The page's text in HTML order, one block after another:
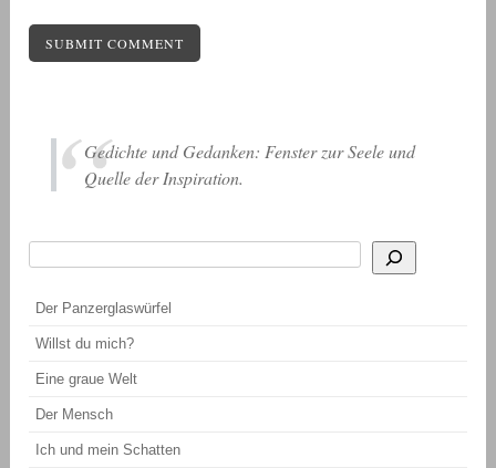
Gedichte und Gedanken: Fenster zur Seele und
Quelle der Inspiration.
Der Panzerglaswürfel
Willst du mich?
Eine graue Welt
Der Mensch
Ich und mein Schatten